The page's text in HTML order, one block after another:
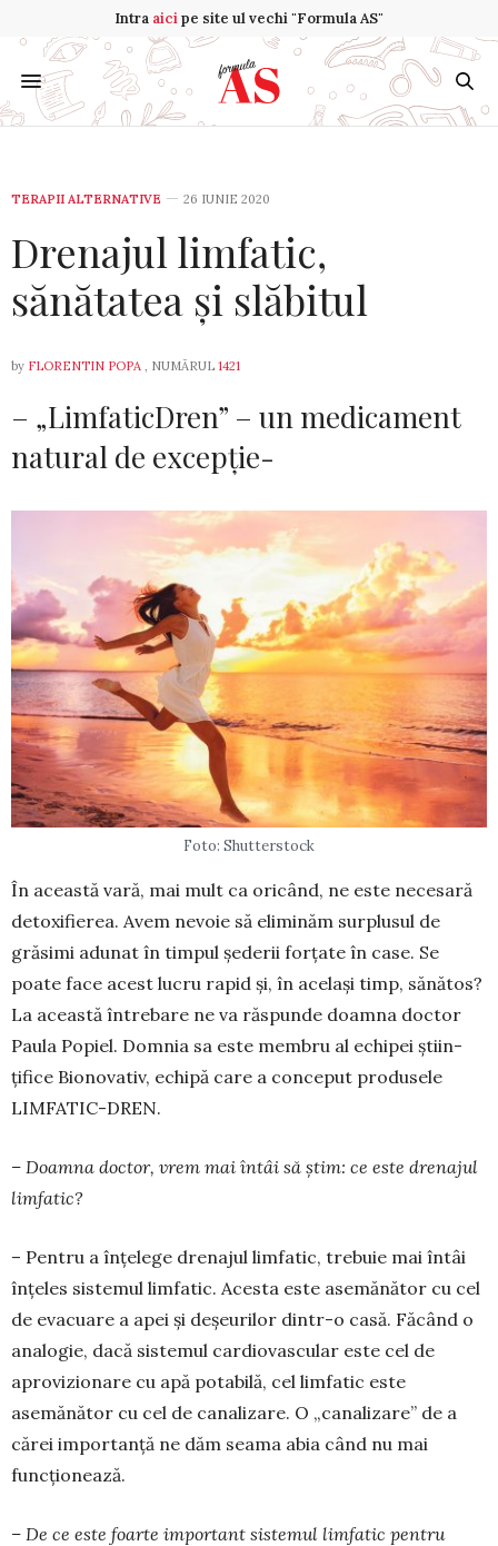
Intra aicipe site ul vechi "Formula AS"
TERAPII ALTERNATIVE 26 IUNIE 2020
Drenajul limfatic,
sănătatea și slăbitul
by FLORENTIN POPA , NUMĂRUL 1421
– „LimfaticDren” – un medicament
natural de excepție-
Foto: Shutterstock
În această vară, mai mult ca oricând, ne este necesară
detoxifierea. Avem nevoie să eli­minăm surplusul de
grăsimi adunat în tim­pul șederii forțate în case. Se
poate face acest lucru rapid și, în același timp, sănătos?
La această între­bare ne va răspunde doamna doctor
Paula Popiel. Domnia sa este membru al echipei știin­
țifice Bionovativ, echipă care a conceput produsele
LIM­FATIC-DREN.
– Doamna doctor, vrem mai întâi să știm: ce este drenajul
limfatic?
– Pentru a înțelege drenajul limfatic, trebuie mai întâi
înțeles sistemul lim­fatic. Acesta este asemănător cu cel
de evacuare a apei și deșeurilor dintr-o casă. Fă­când o
analogie, dacă siste­mul cardiovascular este cel de
aprovizionare cu apă potabilă, cel limfatic este
asemănător cu cel de canalizare. O „ca­nalizare” de a
cărei impor­tanță ne dăm seama abia când nu mai
funcționează.
– De ce este foarte impor­tant sistemul limfatic pentru